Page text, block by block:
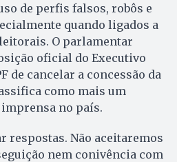
de perfis falsos, robôs e
quando ligados a
O parlamentar
oficial do Executivo
de cancelar a concessão da
como mais um
imprensa no país.
respostas. Não aceitaremos
nem conivência com